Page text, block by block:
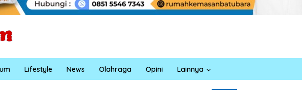
Lifestyle News Olahraga Opini Lainnya